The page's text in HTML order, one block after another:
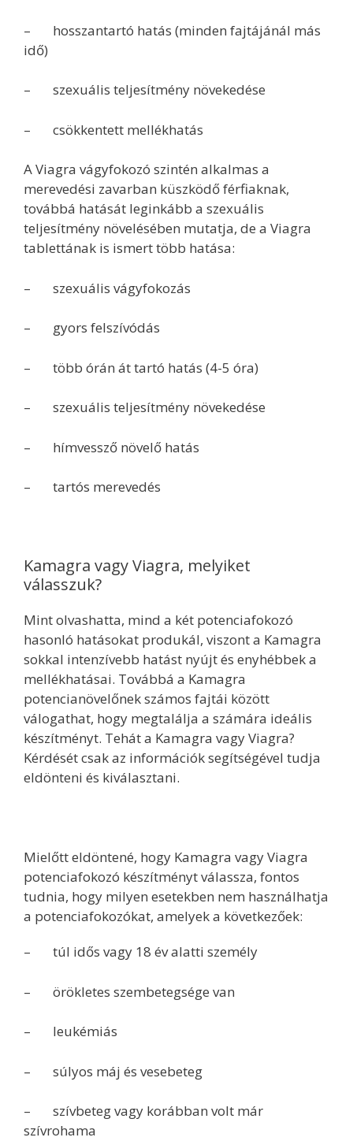
– hosszantartó hatás (minden fajtájánál más
idő)
– szexuális teljesítmény növekedése
– csökkentett mellékhatás
A Viagra vágyfokozó szintén alkalmas a
merevedési zavarban küszködő férfiaknak,
továbbá hatását leginkább a szexuális
teljesítmény növelésében mutatja, de a Viagra
tablettának is ismert több hatása:
– szexuális vágyfokozás
– gyors felszívódás
– több órán át tartó hatás (4-5 óra)
– szexuális teljesítmény növekedése
– hímvessző növelő hatás
– tartós merevedés
Kamagra vagy Viagra, melyiket
válasszuk?
Mint olvashatta, mind a két potenciafokozó
hasonló hatásokat produkál, viszont a Kamagra
sokkal intenzívebb hatást nyújt és enyhébbek a
mellékhatásai. Továbbá a Kamagra
potencianövelőnek számos fajtái között
válogathat, hogy megtalálja a számára ideális
készítményt. Tehát a Kamagra vagy Viagra?
Kérdését csak az információk segítségével tudja
eldönteni és kiválasztani.
Mielőtt eldöntené, hogy Kamagra vagy Viagra
potenciafokozó készítményt válassza, fontos
tudnia, hogy milyen esetekben nem használhatja
a potenciafokozókat, amelyek a következőek:
– túl idős vagy 18 év alatti személy
– örökletes szembetegsége van
– leukémiás
– súlyos máj és vesebeteg
– szívbeteg vagy korábban volt már
szívrohama